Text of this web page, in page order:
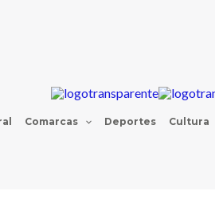
Comarcas Deportes Cultura